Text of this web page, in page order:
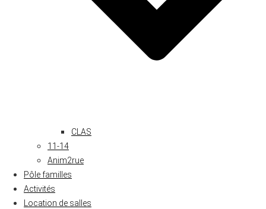
CLAS
11-14
Anim2rue
Pôle familles
Activités
Location de salles